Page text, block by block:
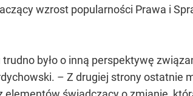
wzrost popularności Prawa i
było o inną perspektywę
– Z drugiej strony ostatnie